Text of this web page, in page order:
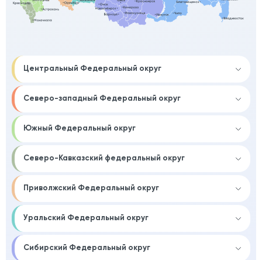
Центральный Федеральный округ
Северо-западный Федеральный округ
Южный Федеральный округ
Северо-Кавказский федеральный округ
Приволжский Федеральный округ
Уральский Федеральный округ
Сибирский Федеральный округ